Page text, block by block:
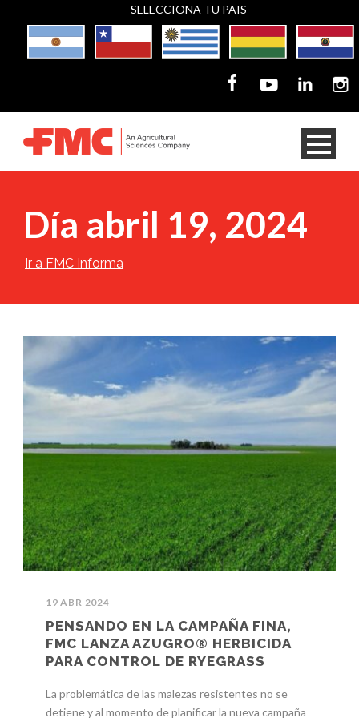
SELECCIONA TU PAIS
Día abril 19, 2024
Ir a FMC Informa
19 ABR 2024
PENSANDO EN LA CAMPAÑA FINA,
FMC LANZA AZUGRO® HERBICIDA
PARA CONTROL DE RYEGRASS
La problemática de las malezas resistentes no se
detiene y al momento de planificar la nueva campaña